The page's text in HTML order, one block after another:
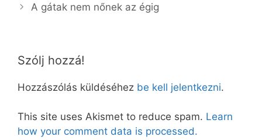
A gátak nem nőnek az égig
Szólj hozzá!
Hozzászólás küldéséhez be kell jelentkezni.
This site uses Akismet to reduce spam. Learn
how your comment data is processed.